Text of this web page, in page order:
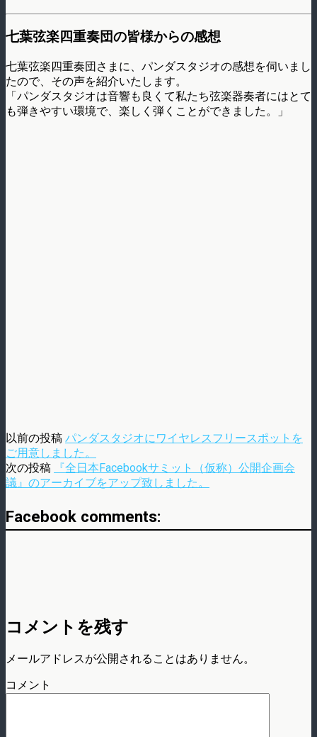
七葉弦楽四重奏団の皆様からの感想
七葉弦楽四重奏団さまに、パンダスタジオの感想を伺いまし
たので、その声を紹介いたします。
「パンダスタジオは音響も良くて私たち弦楽器奏者にはとて
も弾きやすい環境で、楽しく弾くことができました。」
以前の投稿 パンダスタジオにワイヤレスフリースポットを
ご用意しました。
次の投稿
『全日本Facebookサミット（仮称）公開企画会
議』のアーカイブをアップ致しました。
Facebook comments:
コメントを残す
メールアドレスが公開されることはありません。
コメント